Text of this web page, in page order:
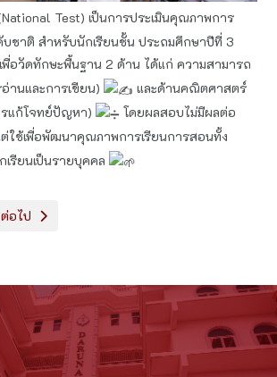
Test) เป็นการประเมินคุณภาพการ
ชาติ สำหรับนักเรียนชั้น ประถมศึกษาปีที่ 3
พื่อวัดทักษะพื้นฐาน 2 ด้าน ได้แก่ ความสามารถ
านและการเขียน)
และด้านคณิตศาสตร์
แก้โจทย์ปัญหา)
โดยผลสอบไม่มีผลต่อ
ใช้เพื่อพัฒนาคุณภาพการเรียนการสอนทั้ง
เรียนเป็นรายบุคคล
and Adventure - Intensive English
เนื้อหาถัดไป: Academic Summer Course 2026 ร
ต่อไป